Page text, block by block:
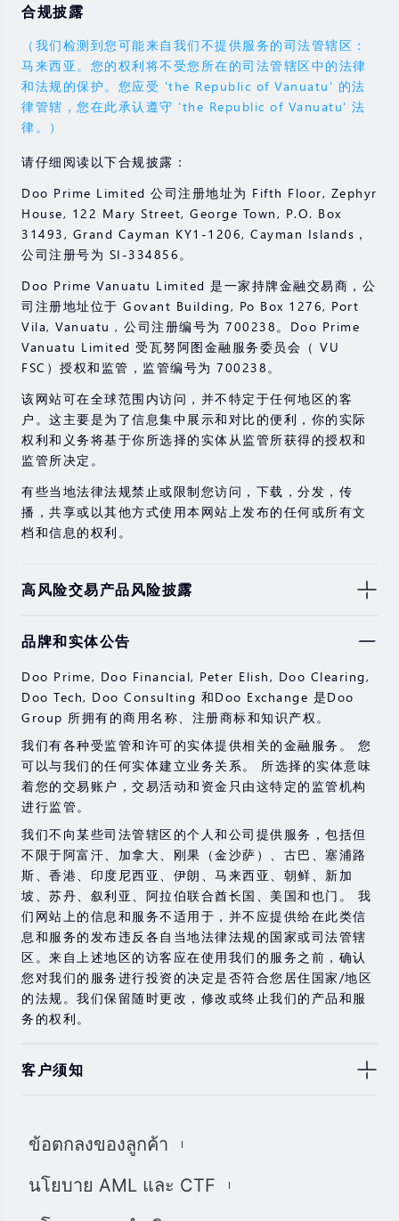
合规披露
（我们检测到您可能来自我们不提供服务的司法管辖区：
马来西亚。您的权利将不受您所在的司法管辖区中的法律
和法规的保护。您应受 'the Republic of Vanuatu' 的法
律管辖，您在此承认遵守 'the Republic of Vanuatu' 法
律。）
请仔细阅读以下合规披露：
Doo Prime Limited 公司注册地址为 Fifth Floor, Zephyr
House, 122 Mary Street, George Town, P.O. Box
31493, Grand Cayman KY1-1206, Cayman Islands，
公司注册号为 SI-334856。
Doo Prime Vanuatu Limited 是一家持牌金融交易商，公
司注册地址位于 Govant Building, Po Box 1276, Port
Vila, Vanuatu , 公司注册编号为 700238。Doo Prime
Vanuatu Limited 受瓦努阿图金融服务委员会（ VU
FSC）授权和监管，监管编号为 700238。
该网站可在全球范围内访问，并不特定于任何地区的客
户。这主要是为了信息集中展示和对比的便利，你的实际
权利和义务将基于你所选择的实体从监管所获得的授权和
监管所决定。
有些当地法律法规禁止或限制您访问，下载，分发，传
播，共享或以其他方式使用本网站上发布的任何或所有文
档和信息的权利。
高风险交易产品风险披露
券，期货，差价合约和其他金融产品交易涉及高风险，可
过去的投资表现并不代表其未来的表现。
在与我们进行任何交易之前，请确保您完全了解使用相应
金融工具进行交易的风险。 如果您不了解此处说明的风
险，则应寻求独立的专业建议。
品牌和实体公告
Doo Prime, Doo Financial, Peter Elish, Doo Clearing,
Doo Tech, Doo Consulting 和Doo Exchange 是Doo
Group 所拥有的商用名称、注册商标和知识产权。
我们有各种受监管和许可的实体提供相关的金融服务。 您
可以与我们的任何实体建立业务关系。 所选择的实体意味
着您的交易账户，交易活动和资金只由这特定的监管机构
进行监管。
我们不向某些司法管辖区的个人和公司提供服务，包括但
不限于阿富汗、加拿大、刚果（金沙萨）、古巴、塞浦路
斯、香港、印度尼西亚、伊朗、马来西亚、朝鲜、新加
坡、苏丹、叙利亚、阿拉伯联合酋长国、美国和也门。 我
们网站上的信息和服务不适用于，并不应提供给在此类信
息和服务的发布违反各自当地法律法规的国家或司法管辖
区。来自上述地区的访客应在使用我们的服务之前，确认
您对我们的服务进行投资的决定是否符合您居住国家/地区
的法规。我们保留随时更改，修改或终止我们的产品和服
务的权利。
客户须知
息，材料或第三方材料（“材料”）仅供参考。 该材料仅被
的投资建议和/或投资推荐。 尽管我们已尽一切合理的努力
ข้อตกลงของลูกค้า
นโยบาย AML และ CTF